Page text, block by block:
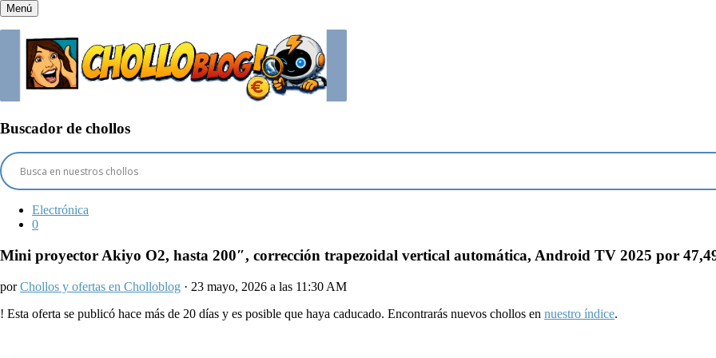
Menú
Buscador de chollos
Electrónica
0
Mini proyector Akiyo O2, hasta 200″, corrección trapezoidal vertical automática, Android TV 2025 por
porChollos y ofertas en Cholloblog · 23 mayo, 2026 a las 11:30 AM
! Esta oferta se publicó hace más de 20 días y es posible que haya caducado. Encontrarás nuevos chollos en nuestro índice.